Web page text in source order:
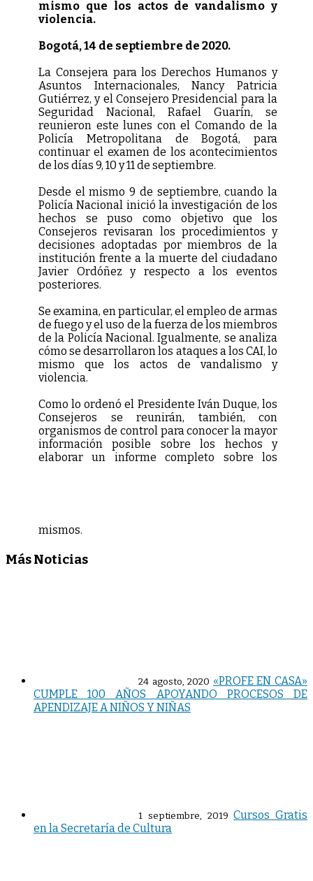
mismo que los actos de vandalismo y
violencia.
Bogotá, 14 de septiembre de 2020.
La Consejera para los Derechos Humanos y
Asuntos Internacionales, Nancy Patricia
Gutiérrez, y el Consejero Presidencial para la
Seguridad Nacional, Rafael Guarín, se
reunieron este lunes con el Comando de la
Policía Metropolitana de Bogotá, para
continuar el examen de los acontecimientos
de los días 9, 10 y 11 de septiembre.
Desde el mismo 9 de septiembre, cuando la
Policía Nacional inició la investigación de los
hechos se puso como objetivo que los
Consejeros revisaran los procedimientos y
decisiones adoptadas por miembros de la
institución frente a la muerte del ciudadano
Javier Ordóñez y respecto a los eventos
posteriores.
Se examina, en particular, el empleo de armas
de fuego y el uso de la fuerza de los miembros
de la Policía Nacional. Igualmente, se analiza
cómo se desarrollaron los ataques a los CAI, lo
mismo que los actos de vandalismo y
violencia.
Como lo ordenó el Presidente Iván Duque, los
Consejeros se reunirán, también, con
organismos de control para conocer la mayor
información posible sobre los hechos y
elaborar un informe completo sobre los
mismos.
Más Noticias
24 agosto, 2020 «PROFE EN CASA»
CUMPLE 100 AÑOS APOYANDO PROCESOS DE
APENDIZAJE A NIÑOS Y NIÑAS
1 septiembre, 2019 Cursos Gratis
en la Secretaría de Cultura